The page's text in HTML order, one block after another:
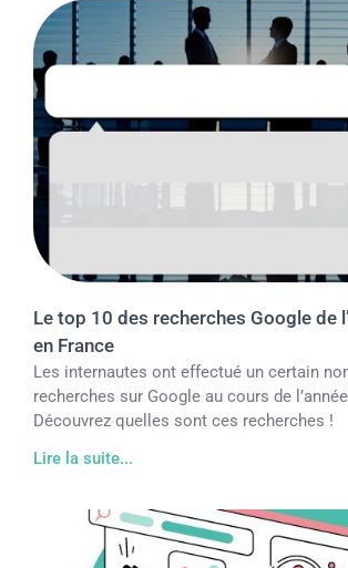
Le top 10 des recherches Google de
en France
Les internautes ont effectué un certain
recherches sur Google au cours de
Découvrez quelles sont ces recherches !
Lire la suite...